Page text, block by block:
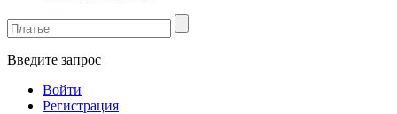
Введите запрос
Войти
Регистрация